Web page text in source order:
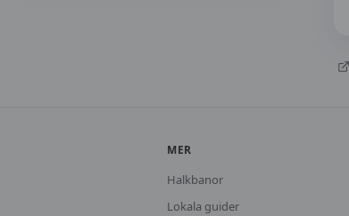
MER
Halkbanor
Lokala guider